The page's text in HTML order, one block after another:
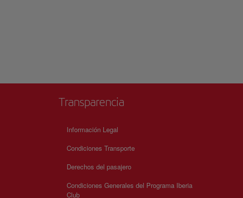
Transparencia
Información Legal
Condiciones Transporte
Derechos del pasajero
Condiciones Generales del Programa Iberia
Club